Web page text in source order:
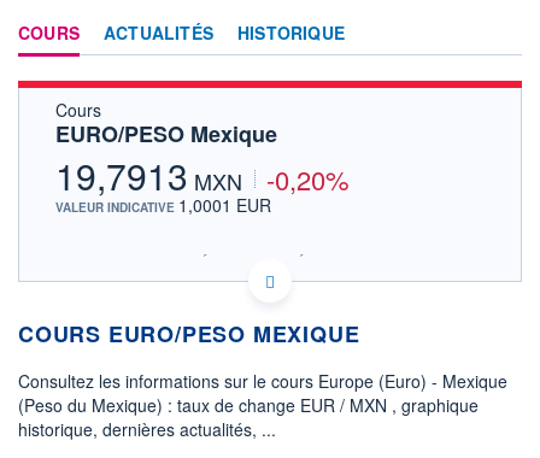
COURS ACTUALITÉS HISTORIQUE
Cours
EURO/PESO Mexique
19,7913 MXN -0,20%
VALEUR INDICATIVE 1,0001 EUR
SIX - FOREX 1 DONNÉES TEMPS RÉEL
Politique d'exécution
19,80
19,82
COURS EURO/PESO MEXIQUE
Consultez les informations sur le cours Europe (Euro) - Mexique
(Peso du Mexique) : taux de change EUR / MXN , graphique
historique, dernières actualités, ...